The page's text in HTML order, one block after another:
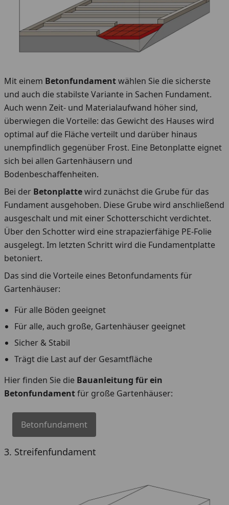
Mit einem Betonfundamentwählen Sie die sicherste
und auch die stabilste Variante in Sachen Fundament.
Auch wenn Zeit- und Materialaufwand höher sind,
überwiegen die Vorteile: das Gewicht des Hauses wird
optimal auf die Fläche verteilt und darüber hinaus
unempfindlich gegenüber Frost. Eine Betonplatte eignet
sich bei allen Gartenhäusern und
Bodenbeschaffenheiten.
Bei der Betonplattewird zunächst die Grube für das
Fundament ausgehoben. Diese Grube wird anschließend
ausgeschalt und mit einer Schotterschicht verdichtet.
Über den Schotter wird eine strapazierfähige PE-Folie
ausgelegt. Im letzten Schritt wird die Fundamentplatte
betoniert.
Das sind die Vorteile eines Betonfundaments für
Gartenhäuser:
Für alle Böden geeignet
Für alle, auch große, Gartenhäuser geeignet
Sicher & Stabil
Trägt die Last auf der Gesamtfläche
Hier finden Sie die Bauanleitung für ein
Betonfundamentfür große Gartenhäuser:
Betonfundament
3. Streifenfundament